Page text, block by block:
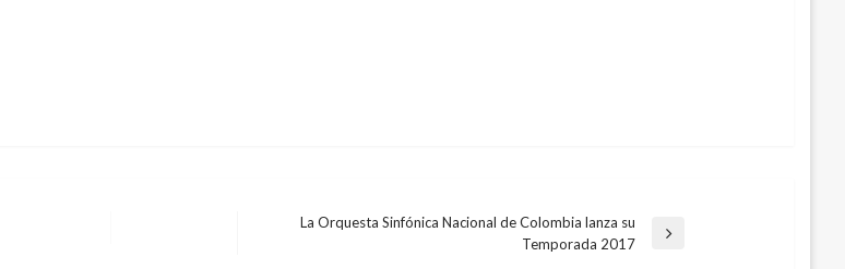
La Orquesta Sinfónica Nacional de Colombia lanza su
Temporada 2017